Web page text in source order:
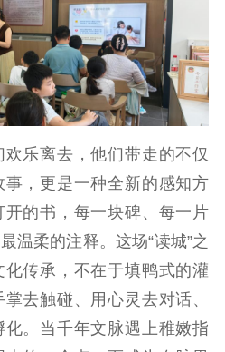
业务申报系统
乐离去，他们带走的不仅
，更是一种全新的感知方
的书，每一块碑、每一片
温柔的注释。这场“读城”之
传承，不在于填鸭式的灌
去触碰、用心灵去对话、
。当千年文脉遇上稚嫩指